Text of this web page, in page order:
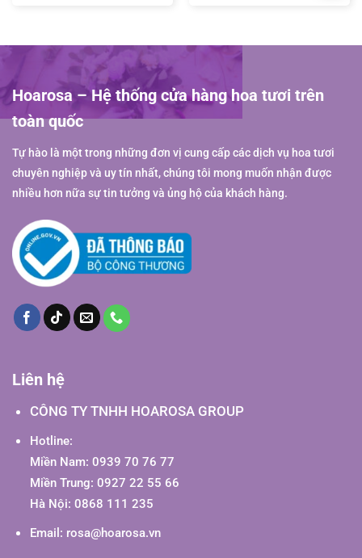
Hoarosa – Hệ thống cửa hàng hoa tươi trên
toàn quốc
Tự hào là một trong những đơn vị cung cấp các dịch vụ hoa tươi
chuyên nghiệp và uy tín nhất, chúng tôi mong muốn nhận được
nhiều hơn nữa sự tin tưởng và ủng hộ của khách hàng.
Liên hệ
CÔNG TY TNHH HOAROSA GROUP
Hotline:
Miền Nam: 0939 70 76 77
Miền Trung: 0927 22 55 66
Hà Nội: 0868 111 235
Email: rosa@hoarosa.vn